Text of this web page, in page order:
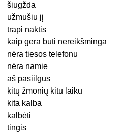
šiugžda
užmušiu jį
trapi naktis
kaip gera būti nereikšminga
nėra tiesos telefonu
nėra namie
aš pasiilgus
kitų žmonių kitu laiku
kita kalba
kalbėti
tingis